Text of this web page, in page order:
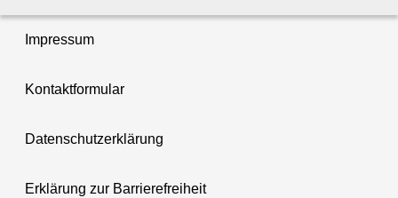
Impressum
Kontaktformular
Datenschutzerklärung
Erklärung zur Barrierefreiheit